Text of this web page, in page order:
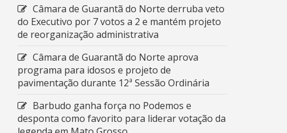
Câmara de Guarantã do Norte derruba veto
do Executivo por 7 votos a 2 e mantém projeto
de reorganização administrativa
Câmara de Guarantã do Norte aprova
programa para idosos e projeto de
pavimentação durante 12ª Sessão Ordinária
Barbudo ganha força no Podemos e
desponta como favorito para liderar votação da